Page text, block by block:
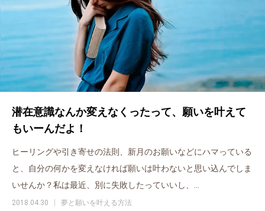
潜在意識なんか変えなくったって、願いを叶えて
もいーんだよ！
ヒーリングや引き寄せの法則、新月のお願いなどにハマっている
と、自分の何かを変えなければ願いは叶わないと思い込んでしま
いせんか？私は最近、別に失敗したっていいし、…
2018.04.30 夢と願いを叶える方法